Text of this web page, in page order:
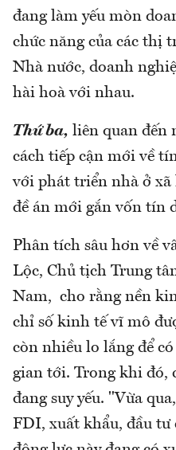
đang làm yếu mòn
chức năng của các thị
Nhà nước, doanh
hài hoà với nhau.
Thứ ba, liên quan đến
cách tiếp cận mới về
với phát triển nhà ở
đề án mới gắn vốn tín
Phân tích sâu hơn về
Lộc, Chủ tịch Trung
Nam, cho rằng nền
chỉ số kinh tế vĩ mô
còn nhiều lo lắng để
gian tới. Trong khi đó,
đang suy yếu. "Vừa
FDI, xuất khẩu, đầu tư